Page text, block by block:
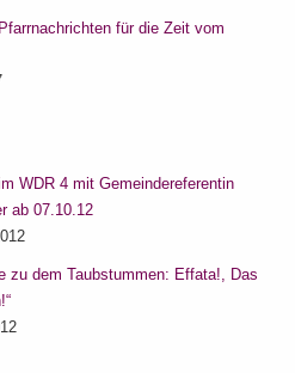
für die Zeit vom
WDR 4 mit Gemeindereferentin
ab 07.10.12
zu dem Taubstummen: Effata!, Das